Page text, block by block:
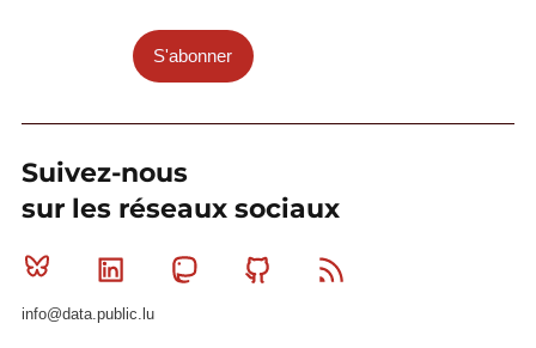
S'abonner
Suivez-nous
sur les réseaux sociaux
Bluesky Linkedin MastodonGithub
info@data.public.lu